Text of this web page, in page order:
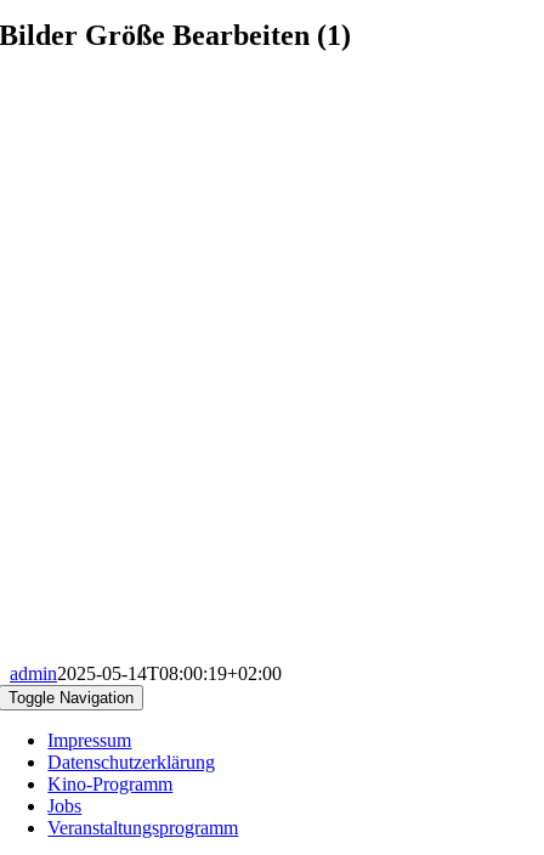
Bilder Größe Bearbeiten (1)
admin2025-05-14T08:00:19+02:00
Toggle Navigation
Impressum
Datenschutzerklärung
Kino-Programm
Jobs
Veranstaltungsprogramm